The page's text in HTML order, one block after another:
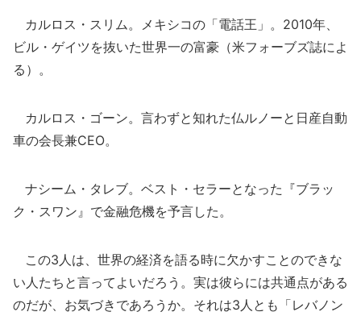
カルロス・スリム。メキシコの「電話王」。2010年、
ビル・ゲイツを抜いた世界一の富豪（米フォーブズ誌によ
る）。
カルロス・ゴーン。言わずと知れた仏ルノーと日産自動
車の会長兼CEO。
ナシーム・タレブ。ベスト・セラーとなった『ブラッ
ク・スワン』で金融危機を予言した。
この3人は、世界の経済を語る時に欠かすことのできな
い人たちと言ってよいだろう。実は彼らには共通点がある
のだが、お気づきであろうか。それは3人とも「レバノン